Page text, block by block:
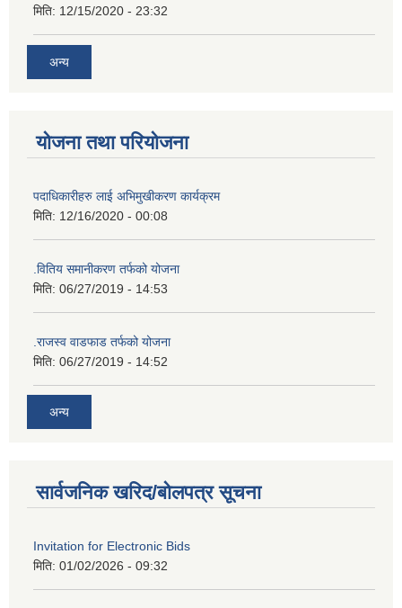
मिति: 12/15/2020 - 23:32
अन्य
योजना तथा परियोजना
पदाधिकारीहरु लाई अभिमुखीकरण कार्यक्रम
मिति: 12/16/2020 - 00:08
.वितिय समानीकरण तर्फको योजना
मिति: 06/27/2019 - 14:53
.राजस्व वाडफाड तर्फको योजना
मिति: 06/27/2019 - 14:52
अन्य
सार्वजनिक खरिद/बोलपत्र सूचना
Invitation for Electronic Bids
मिति: 01/02/2026 - 09:32